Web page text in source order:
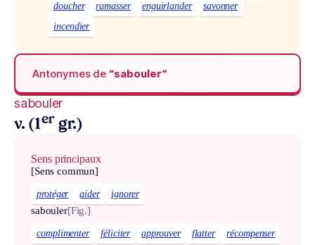
doucher
ramasser enguirlander
savonner
incendier
Antonymes de “sabouler“
sabouler
v. (1er gr.)
Sens principaux
[Sens commun]
protéger aider ignorer
sabouler[Fig.]
complimenter féliciter approuver flatter récompenser